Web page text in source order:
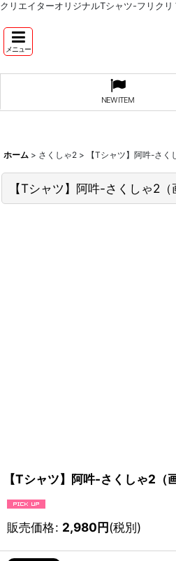
クリエイターオリジナルTシャツ-フリクリ
メニュー
NEW ITEM
ホーム > さくしゃ2 > 【Tシャツ】阿吽-さく
【Tシャツ】阿吽-さくしゃ2
【Tシャツ】阿吽-さくしゃ2（
販売価格: 2,980円(税別)